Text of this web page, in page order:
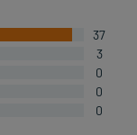
37
3
0
0
0